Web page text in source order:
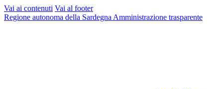
Vai ai contenuti Vai al footer
Regione autonoma della Sardegna Amministrazione trasparente